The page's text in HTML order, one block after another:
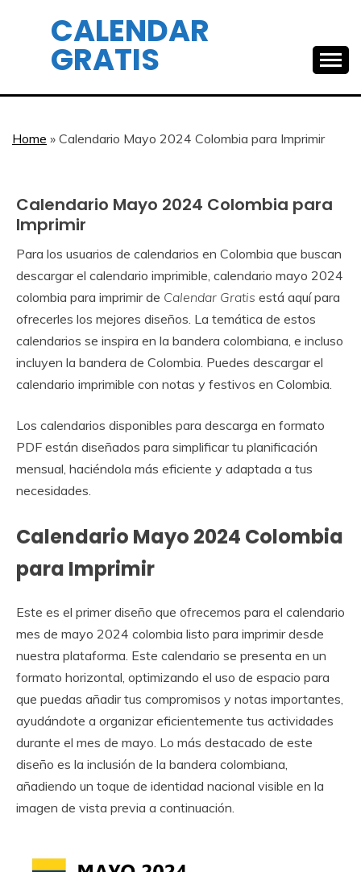
CALENDAR
GRATIS
Home » Calendario Mayo 2024 Colombia para Imprimir
Mayo
Calendario Mayo 2024 Colombia para
Imprimir
April
27,
2024
Calendar
Para los usuarios de calendarios en Colombia que buscan
descargar el calendario imprimible, calendario mayo 2024
colombia para imprimir de Calendar Gratis está aquí para
ofrecerles los mejores diseños. La temática de estos
calendarios se inspira en la bandera colombiana, e incluso
incluyen la bandera de Colombia. Puedes descargar el
calendario imprimible con notas y festivos en Colombia.
Los calendarios disponibles para descarga en formato
PDF están diseñados para simplificar tu planificación
mensual, haciéndola más eficiente y adaptada a tus
necesidades.
Calendario Mayo 2024 Colombia
para Imprimir
Este es el primer diseño que ofrecemos para el calendario
mes de mayo 2024 colombia listo para imprimir desde
nuestra plataforma. Este calendario se presenta en un
formato horizontal, optimizando el uso de espacio para
que puedas añadir tus compromisos y notas importantes,
ayudándote a organizar eficientemente tus actividades
durante el mes de mayo. Lo más destacado de este
diseño es la inclusión de la bandera colombiana,
añadiendo un toque de identidad nacional visible en la
imagen de vista previa a continuación.